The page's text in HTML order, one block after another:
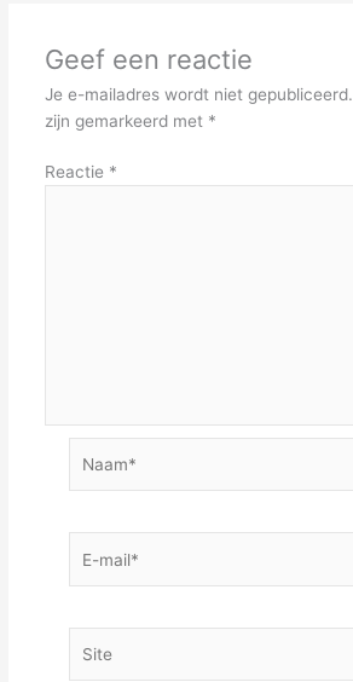
Geef een reactie
Je e-mailadres wordt niet gepubliceerd.
zijn gemarkeerd met *
Reactie *
mail*